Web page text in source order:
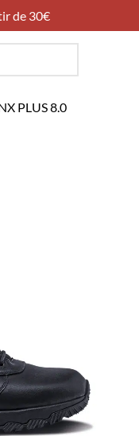
de 30€
PLUS 8.0